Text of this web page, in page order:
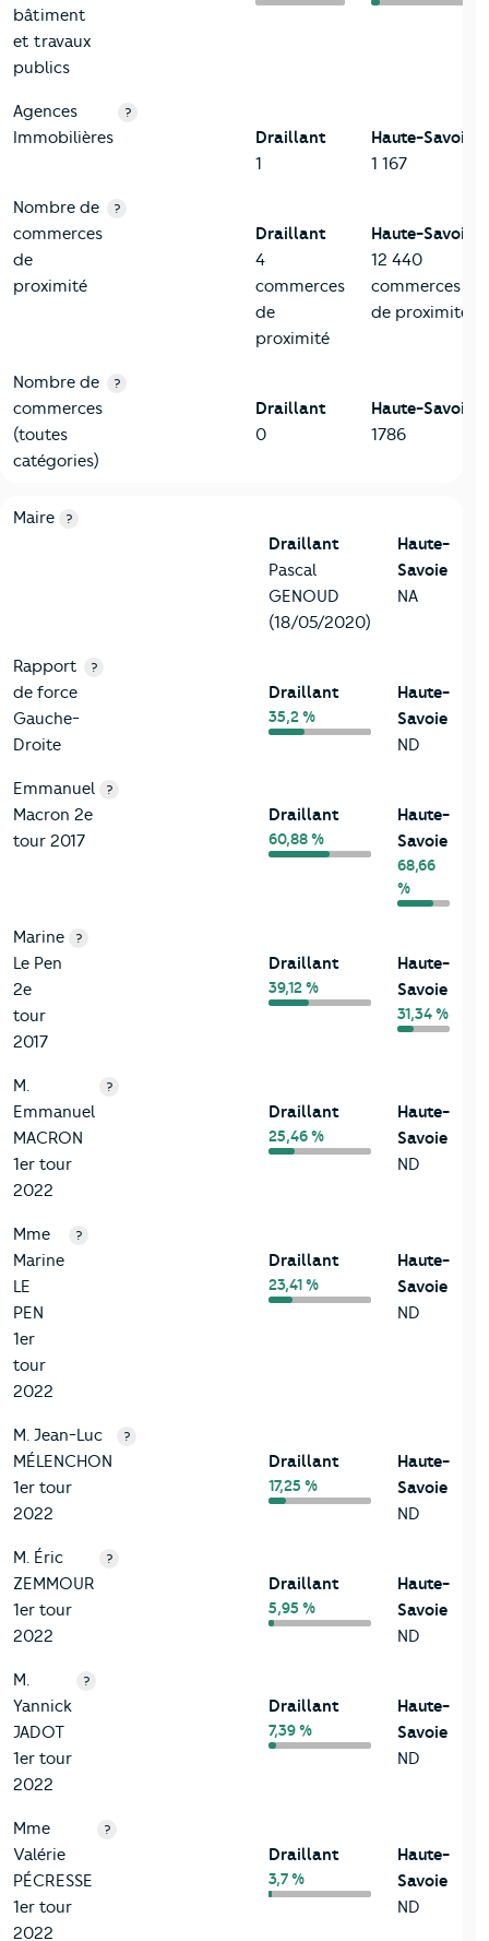
bâtiment
et travaux
publics
Agences
Immobilières
?
Draillant
1
Haute-Savoie
1 167
Nombre de
commerces
de
proximité
?
Draillant
4
commerces
de
proximité
Haute-Savoie
12 440
commerces
de proximité
Nombre de
commerces
(toutes
catégories)
?
Draillant
0
Haute-Savoie
1786
6-Politique
Critères
Maire ?
Draillant
Pascal
GENOUD
(18/05/2020)
Haute-
Savoie
NA
Rapport
de force
Gauche-
Droite
?
Draillant
35,2 %
Haute-
Savoie
ND
Emmanuel
Macron 2e
tour 2017
?
Draillant
60,88 %
Haute-
Savoie
68,66
%
Marine
Le Pen
2e
tour
2017
?
Draillant
39,12 %
Haute-
Savoie
31,34 %
M.
Emmanuel
MACRON
1er tour
2022
?
Draillant
25,46 %
Haute-
Savoie
ND
Mme
Marine
LE
PEN
1er
tour
2022
?
Draillant
23,41 %
Haute-
Savoie
ND
M. Jean-Luc
MÉLENCHON
1er tour
2022
?
Draillant
17,25 %
Haute-
Savoie
ND
M. Éric
ZEMMOUR
1er tour
2022
?
Draillant
5,95 %
Haute-
Savoie
ND
M.
Yannick
JADOT
1er tour
2022
?
Draillant
7,39 %
Haute-
Savoie
ND
Mme
Valérie
PÉCRESSE
1er tour
2022
?
Draillant
3,7 %
Haute-
Savoie
ND